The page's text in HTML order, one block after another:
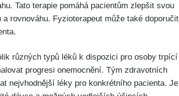
Tato terapie pomáhá pacientům zlepšit svou
rovnováhu. Fyzioterapeut může také doporučit
různých typů léků k dispozici pro osoby trpící
progresi onemocnění. Tým zdravotních
nejvhodnější léky pro konkrétního pacienta. Je